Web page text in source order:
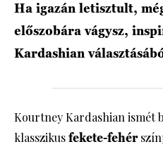
Ha igazán letisztult,
előszobára vágysz,
Kardashian
Kourtney Kardashian ismét
klasszikusfekete-fehér